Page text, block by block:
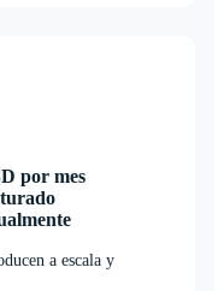
por mes
a escala y